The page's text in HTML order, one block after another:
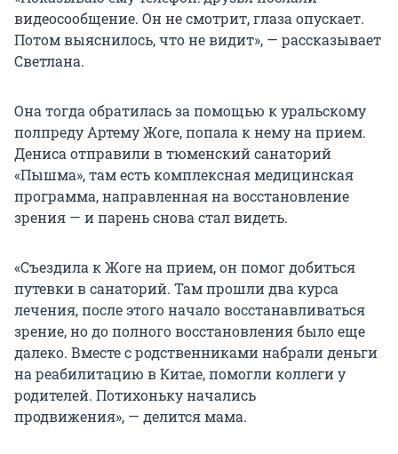
видеосообщение. Он не смотрит, глаза опускает.
Потом выяснилось, что не видит», — рассказывает
Светлана.
Она тогда обратилась за помощью к уральскому
полпреду Артему Жоге, попала к нему на прием.
Дениса отправили в тюменский санаторий
«Пышма», там есть комплексная медицинская
программа, направленная на восстановление
зрения — и парень снова стал видеть.
«Съездила к Жоге на прием, он помог добиться
путевки в санаторий. Там прошли два курса
лечения, после этого начало восстанавливаться
зрение, но до полного восстановления было еще
далеко. Вместе с родственниками набрали деньги
на реабилитацию в Китае, помогли коллеги у
родителей. Потихоньку начались
продвижения», — делится мама.